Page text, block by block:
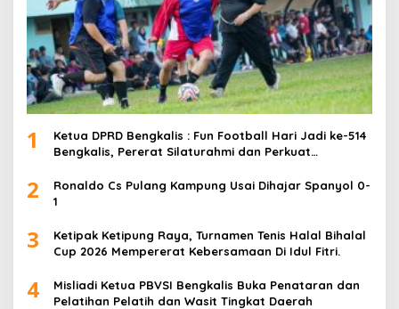
1
Ketua DPRD Bengkalis : Fun Football Hari Jadi ke-514
Bengkalis, Pererat Silaturahmi dan Perkuat
2
Ronaldo Cs Pulang Kampung Usai Dihajar Spanyol 0-
1
3
Ketipak Ketipung Raya, Turnamen Tenis Halal Bihalal
Cup 2026 Mempererat Kebersamaan Di Idul Fitri.
4
Misliadi Ketua PBVSI Bengkalis Buka Penataran dan
Pelatihan Pelatih dan Wasit Tingkat Daerah